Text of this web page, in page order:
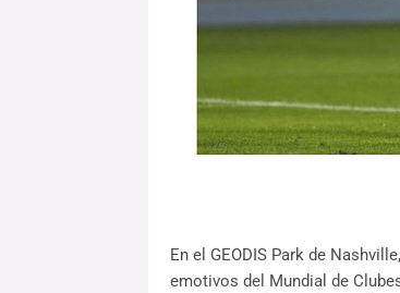
En el GEODIS Park de
emotivos del Mundial de